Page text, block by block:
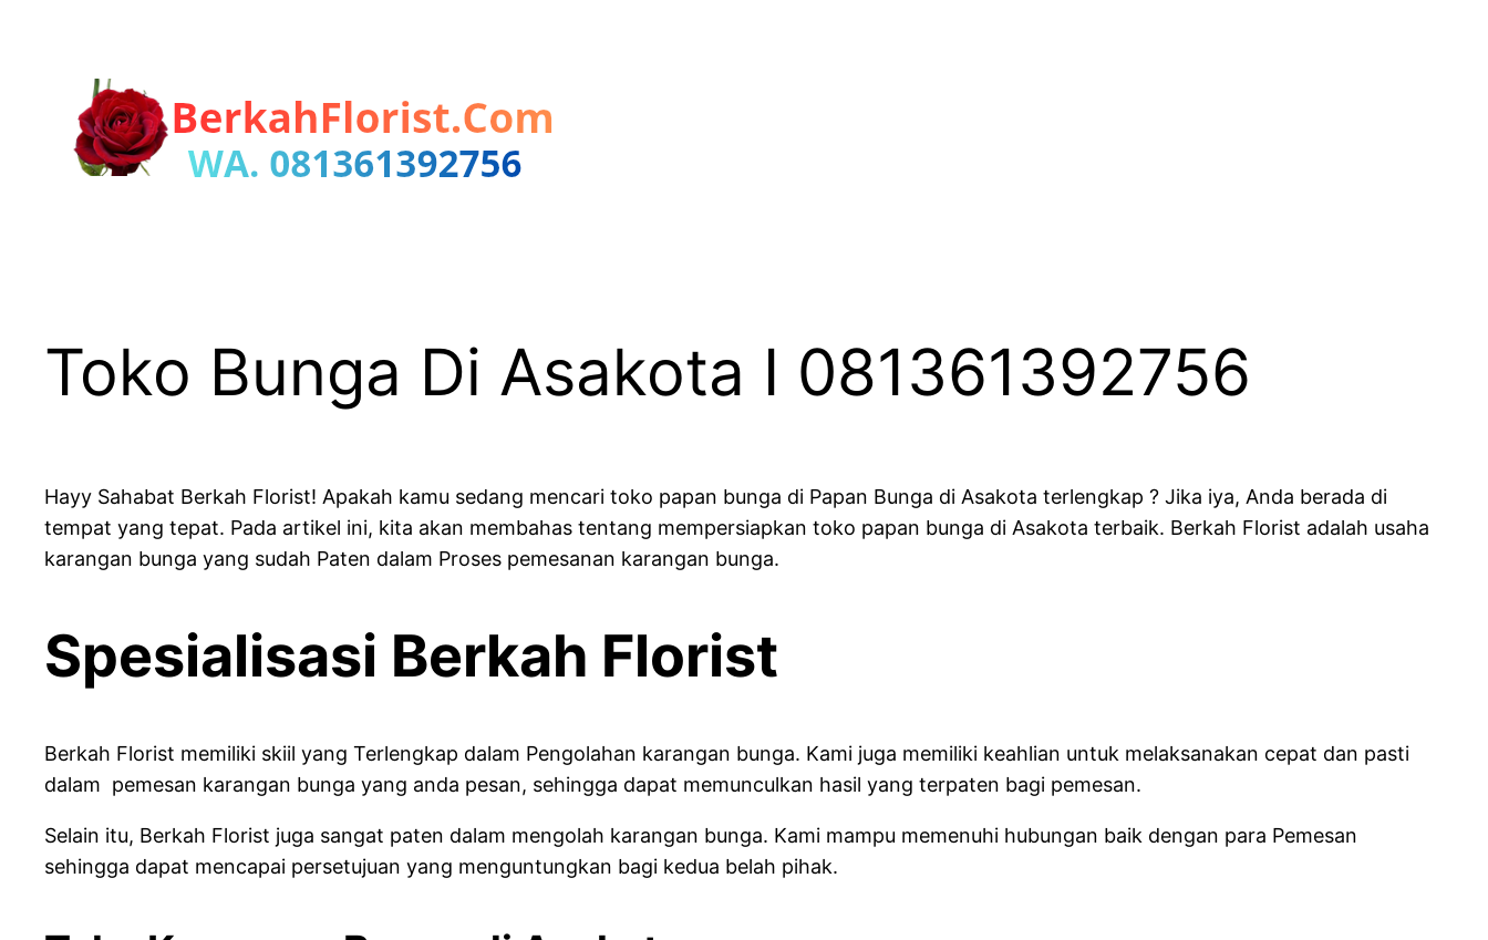
Toko Bunga Di Asakota I 081361392756
Hayy Sahabat Berkah Florist! Apakah kamu sedang mencari toko papan bunga di Papan Bunga di Asakota terlengkap ? Jika iya, Anda berada di
tempat yang tepat. Pada artikel ini, kita akan membahas tentang mempersiapkan toko papan bunga di Asakota terbaik. Berkah Florist adalah usaha
karangan bunga yang sudah Paten dalam Proses pemesanan karangan bunga.
Spesialisasi Berkah Florist
Berkah Florist memiliki skiil yang Terlengkap dalam Pengolahan karangan bunga. Kami juga memiliki keahlian untuk melaksanakan cepat dan pasti
dalam pemesan karangan bunga yang anda pesan, sehingga dapat memunculkan hasil yang terpaten bagi pemesan.
Selain itu, Berkah Florist juga sangat paten dalam mengolah karangan bunga. Kami mampu memenuhi hubungan baik dengan para Pemesan
sehingga dapat mencapai persetujuan yang menguntungkan bagi kedua belah pihak.